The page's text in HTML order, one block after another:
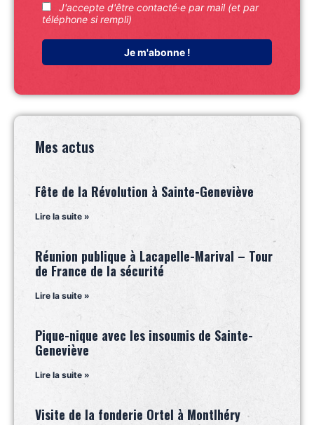
J'accepte d'être contacté·e par mail (et par
téléphone si rempli)
Mes actus
Fête de la Révolution à Sainte-Geneviève
Lire la suite »
Réunion publique à Lacapelle-Marival – Tour
de France de la sécurité
Lire la suite »
Pique-nique avec les insoumis de Sainte-
Geneviève
Lire la suite »
Visite de la fonderie Ortel à Montlhéry